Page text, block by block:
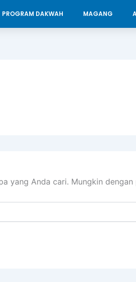
PROGRAM DAKWAH MAGANG
yang Anda cari. Mungkin